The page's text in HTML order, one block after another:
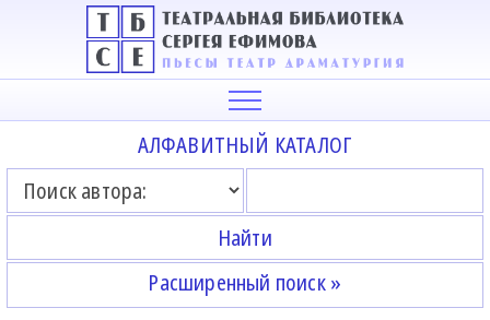
АЛФАВИТНЫЙ КАТАЛОГ
Расширенный поиск »